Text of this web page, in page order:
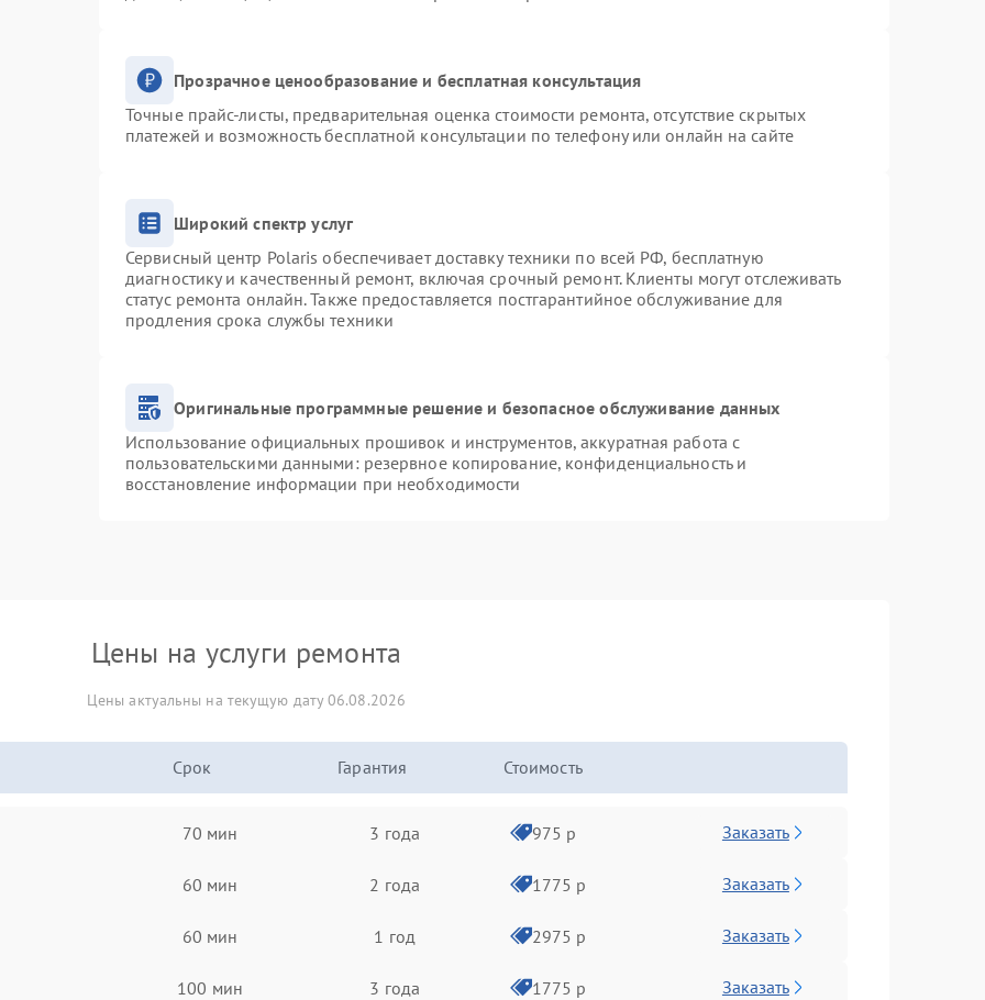
Прозрачное ценообразование и бесплатная консультация
Точные прайс-листы, предварительная оценка стоимости ремонта, отсутствие скрытых
платежей и возможность бесплатной консультации по телефону или онлайн на сайте
Широкий спектр услуг
Сервисный центр Polaris обеспечивает доставку техники по всей РФ, бесплатную
диагностику и качественный ремонт, включая срочный ремонт. Клиенты могут отслеживать
статус ремонта онлайн. Также предоставляется постгарантийное обслуживание для
продления срока службы техники
Оригинальные программные решение и безопасное обслуживание данных
Использование официальных прошивок и инструментов, аккуратная работа с
пользовательскими данными: резервное копирование, конфиденциальность и
восстановление информации при необходимости
Цены на услуги ремонта
Цены актуальны на текущую дату 06.08.2026
Срок Гарантия Стоимость
70 мин 3 года 975 р Заказать
60 мин 2 года 1775 р Заказать
60 мин 1 год 2975 р Заказать
100 мин 3 года 1775 р Заказать